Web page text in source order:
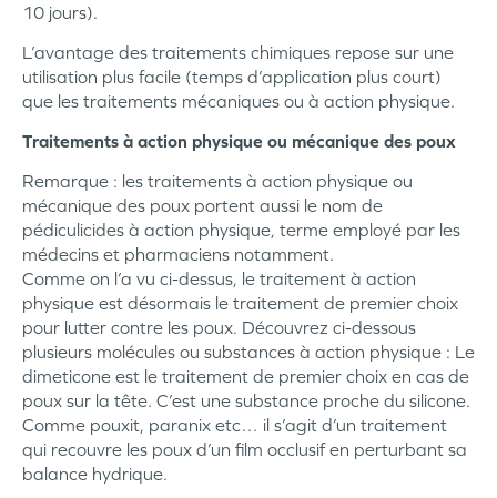
10 jours).
L’avantage des traitements chimiques repose sur une
utilisation plus facile (temps d’application plus court)
que les traitements mécaniques ou à action physique.
Traitements à action physique ou mécanique des poux
Remarque : les traitements à action physique ou
mécanique des poux portent aussi le nom de
pédiculicides à action physique, terme employé par les
médecins et pharmaciens notamment.
Comme on l’a vu ci-dessus, le traitement à action
physique est désormais le traitement de premier choix
pour lutter contre les poux. Découvrez ci-dessous
plusieurs molécules ou substances à action physique : Le
dimeticone est le traitement de premier choix en cas de
poux sur la tête. C’est une substance proche du silicone.
Comme pouxit, paranix etc… il s’agit d’un traitement
qui recouvre les poux d’un film occlusif en perturbant sa
balance hydrique.